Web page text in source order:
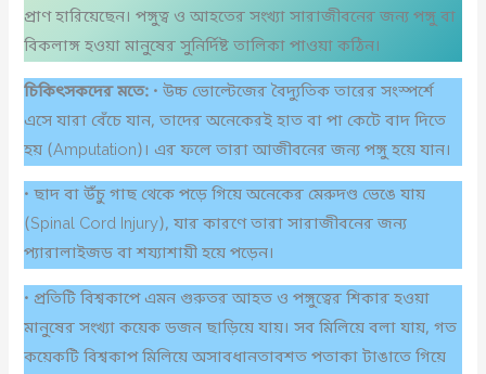
প্রাণ হারিয়েছেন। পঙ্গুত্ব ও আহতের সংখ্যা সারাজীবনের জন্য পঙ্গু বা
বিকলাঙ্গ হওয়া মানুষের সুনির্দিষ্ট তালিকা পাওয়া কঠিন।
চিকিৎসকদের মতে: • উচ্চ ভোল্টেজের বৈদ্যুতিক তারের সংস্পর্শে
এসে যারা বেঁচে যান, তাদের অনেকেরই হাত বা পা কেটে বাদ দিতে
হয় (Amputation)। এর ফলে তারা আজীবনের জন্য পঙ্গু হয়ে যান।
• ছাদ বা উঁচু গাছ থেকে পড়ে গিয়ে অনেকের মেরুদণ্ড ভেঙে যায়
(Spinal Cord Injury), যার কারণে তারা সারাজীবনের জন্য
প্যারালাইজড বা শয্যাশায়ী হয়ে পড়েন।
• প্রতিটি বিশ্বকাপে এমন গুরুতর আহত ও পঙ্গুত্বের শিকার হওয়া
মানুষের সংখ্যা কয়েক ডজন ছাড়িয়ে যায়। সব মিলিয়ে বলা যায়, গত
কয়েকটি বিশ্বকাপ মিলিয়ে অসাবধানতাবশত পতাকা টাঙাতে গিয়ে